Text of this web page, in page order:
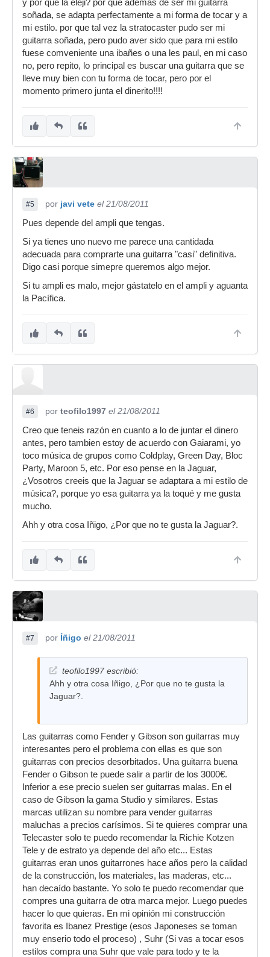
y por que la eleji? por que ademas de ser mi guitarra
soñada, se adapta perfectamente a mi forma de tocar y a
mi estilo. por que tal vez la stratocaster pudo ser mi
guitarra soñada, pero pudo aver sido que para mi estilo
fuese comveniente una ibañes o una les paul, en mi caso
no, pero repito, lo principal es buscar una guitarra que se
lleve muy bien con tu forma de tocar, pero por el
momento primero junta el dinerito!!!!
#5 por javi vete el 21/08/2011
Pues depende del ampli que tengas.
Si ya tienes uno nuevo me parece una cantidada
adecuada para comprarte una guitarra "casi" definitiva.
Digo casi porque simepre queremos algo mejor.
Si tu ampli es malo, mejor gástatelo en el ampli y aguanta
la Pacífica.
#6 por teofilo1997 el 21/08/2011
Creo que teneis razón en cuanto a lo de juntar el dinero
antes, pero tambien estoy de acuerdo con Gaiarami, yo
toco música de grupos como Coldplay, Green Day, Bloc
Party, Maroon 5, etc. Por eso pense en la Jaguar,
¿Vosotros creeis que la Jaguar se adaptara a mi estilo de
música?, porque yo esa guitarra ya la toqué y me gusta
mucho.
Ahh y otra cosa Iñigo, ¿Por que no te gusta la Jaguar?.
#7 por Íñigo el 21/08/2011
teofilo1997 escribió:
Ahh y otra cosa Iñigo, ¿Por que no te gusta la
Jaguar?.
Las guitarras como Fender y Gibson son guitarras muy
interesantes pero el problema con ellas es que son
guitarras con precios desorbitados. Una guitarra buena
Fender o Gibson te puede salir a partir de los 3000€.
Inferior a ese precio suelen ser guitarras malas. En el
caso de Gibson la gama Studio y similares. Estas
marcas utilizan su nombre para vender guitarras
maluchas a precios carísimos. Si te quieres comprar una
Telecaster solo te puedo recomendar la Richie Kotzen
Tele y de estrato ya depende del año etc... Estas
guitarras eran unos guitarrones hace años pero la calidad
de la construcción, los materiales, las maderas, etc...
han decaído bastante. Yo solo te puedo recomendar que
compres una guitarra de otra marca mejor. Luego puedes
hacer lo que quieras. En mi opinión mi construcción
favorita es Ibanez Prestige (esos Japoneses se toman
muy enserio todo el proceso) , Suhr (Si vas a tocar esos
estilos compra una Suhr que vale para todo y te la